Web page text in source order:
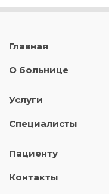
Главная
О больнице
Услуги
Специалисты
Пациенту
Контакты